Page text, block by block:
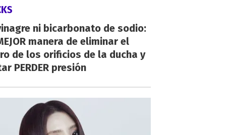
ni bicarbonato de sodio:
manera de eliminar el
de los orificios de la ducha y
PERDER presión